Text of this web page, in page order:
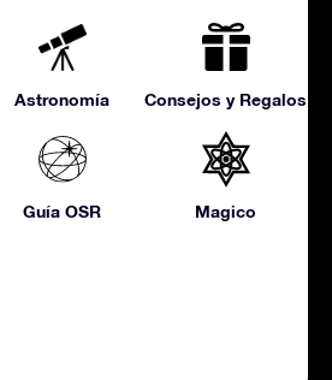
Astronomía Consejos y Regalos
Guía OSR Magico